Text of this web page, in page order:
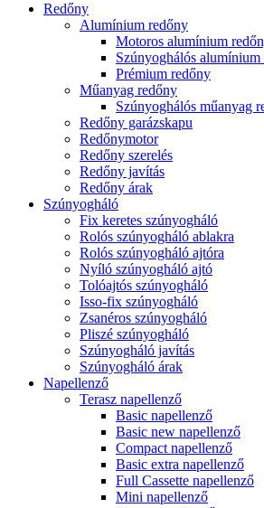
Redőny
Alumínium redőny
Motoros alumínium
Szúnyoghálós alumínium
Prémium redőny
Műanyag redőny
Szúnyoghálós műanyag
Redőny garázskapu
Redőnymotor
Redőny szerelés
Redőny javítás
Redőny árak
Szúnyogháló
Fix keretes szúnyogháló
Rolós szúnyogháló ablakra
Rolós szúnyogháló ajtóra
Nyíló szúnyogháló ajtó
Tolóajtós szúnyogháló
Isso-fix szúnyogháló
Zsanéros szúnyogháló
Pliszé szúnyogháló
Szúnyogháló javítás
Szúnyogháló árak
Napellenző
Terasz napellenző
Basic napellenző
Basic new napellenző
Compact napellenző
Basic extra napellenző
Full Cassette napellenző
Mini napellenző